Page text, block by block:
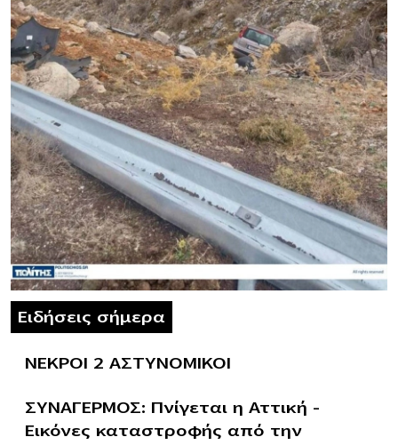
Ειδήσεις σήμερα
ΝΕΚΡΟΙ 2 ΑΣΤΥΝΟΜΙΚΟΙ
ΣΥΝΑΓΕΡΜΟΣ: Πνίγεται η Αττική –
Εικόνες καταστροφής από την